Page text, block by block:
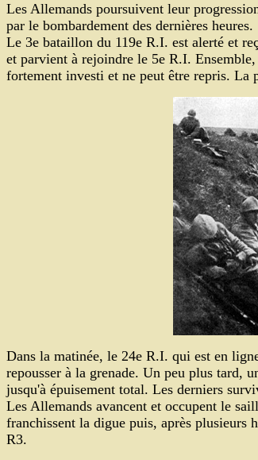
Les Allemands poursuivent leur
par le bombardement des dernières heures.
Le 3e bataillon du 119e R.I. est alerté et
et parvient à rejoindre le 5e R.I.
fortement investi et ne peut être repris. La
Dans la matinée, le 24e R.I. qui est en
repousser à la grenade. Un peu plus tard,
jusqu'à épuisement total. Les derniers
Les Allemands avancent et occupent le
franchissent la digue puis, après plusieurs
R3.